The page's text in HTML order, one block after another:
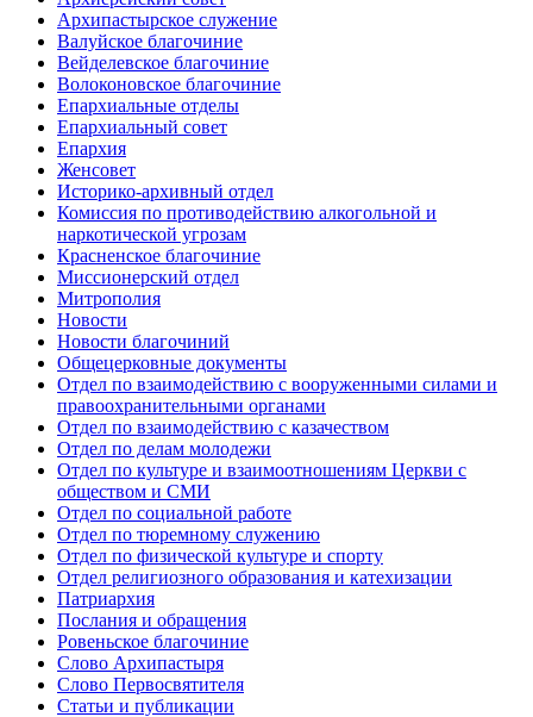
Архипастырское служение
Валуйское благочиние
Вейделевское благочиние
Волоконовское благочиние
Епархиальные отделы
Епархиальный совет
Епархия
Женсовет
Историко-архивный отдел
Комиссия по противодействию алкогольной и
наркотической угрозам
Красненское благочиние
Миссионерский отдел
Митрополия
Новости
Новости благочиний
Общецерковные документы
Отдел по взаимодействию с вооруженными силами и
правоохранительными органами
Отдел по взаимодействию с казачеством
Отдел по делам молодежи
Отдел по культуре и взаимоотношениям Церкви с
обществом и СМИ
Отдел по социальной работе
Отдел по тюремному служению
Отдел по физической культуре и спорту
Отдел религиозного образования и катехизации
Патриархия
Послания и обращения
Ровеньское благочиние
Слово Архипастыря
Слово Первосвятителя
Статьи и публикации